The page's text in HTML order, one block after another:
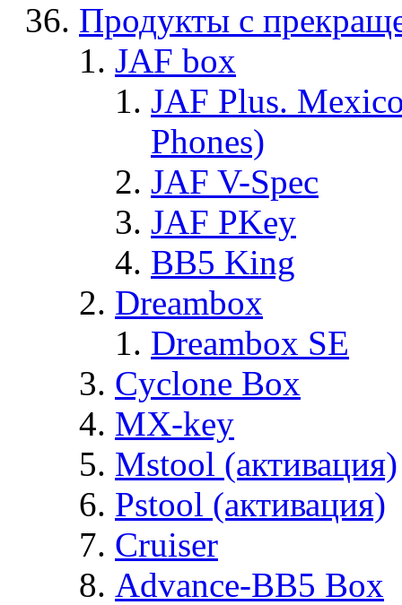
Продукты с
JAF box
JAF Plus.
Phones)
JAF V-Spec
JAF PKey
BB5 King
Dreambox
Dreambox SE
Cyclone Box
MX-key
Mstool (активация)
Pstool (активация)
Cruiser
Advance-BB5 Box